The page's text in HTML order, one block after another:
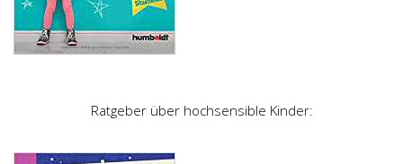
Ratgeber über hochsensible Kinder: